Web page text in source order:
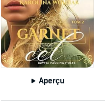
Aperçu